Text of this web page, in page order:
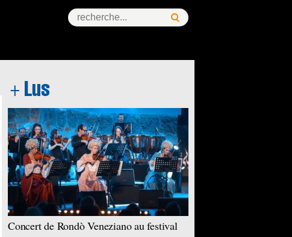
Success Story
Concert de Rondò Veneziano au festival